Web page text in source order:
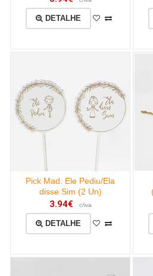
DETALHE
Pick Mad. Ele Pediu/Ela
disse Sim (2 Un)
3.94€ c/iva
DETALHE